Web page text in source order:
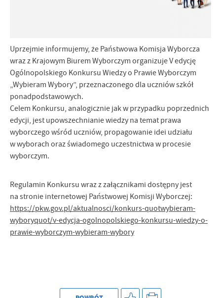
Uprzejmie informujemy, że Państwowa Komisja Wyborcza
wraz z Krajowym Biurem Wyborczym organizuje V edycję
Ogólnopolskiego Konkursu Wiedzy o Prawie Wyborczym
„Wybieram Wybory”, przeznaczonego dla uczniów szkół
ponadpodstawowych.
Celem Konkursu, analogicznie jak w przypadku poprzednich
edycji, jest upowszechnianie wiedzy na temat prawa
wyborczego wśród uczniów, propagowanie idei udziału
w wyborach oraz świadomego uczestnictwa w procesie
wyborczym.
Regulamin Konkursu wraz z załącznikami dostępny jest
na stronie internetowej Państwowej Komisji Wyborczej:
https://pkw.gov.pl/aktualnosci/konkurs-quotwybieram-
wyboryquot/v-edycja-ogolnopolskiego-konkursu-wiedzy-o-
prawie-wyborczym-wybieram-wybory